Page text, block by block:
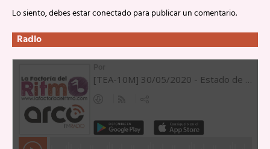
Lo siento, debes estarconectadopara publicar un comentario.
Radio